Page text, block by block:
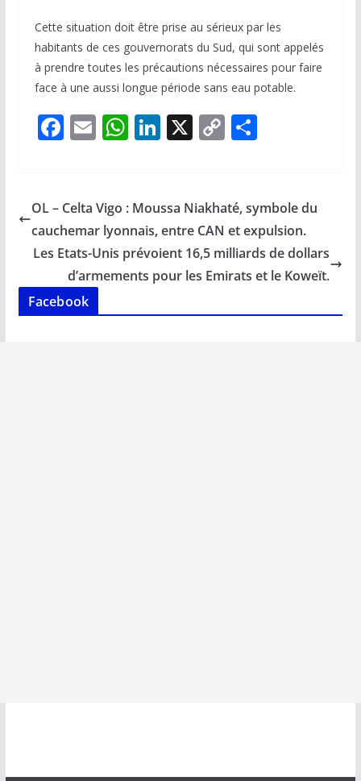
Cette situation doit être prise au sérieux par les
habitants de ces gouvernorats du Sud, qui sont appelés
à prendre toutes les précautions nécessaires pour faire
face à une aussi longue période sans eau potable.
F
b
o
o
k
E
l
W
s
A
p
p
Li
e
dI
n
X C
y
Li
n
k
P
g
er
OL – Celta Vigo : Moussa Niakhaté, symbole du
cauchemar lyonnais, entre CAN et expulsion.
Les Etats-Unis prévoient 16,5 milliards de dollars
d’armements pour les Emirats et le Koweït.
Facebook